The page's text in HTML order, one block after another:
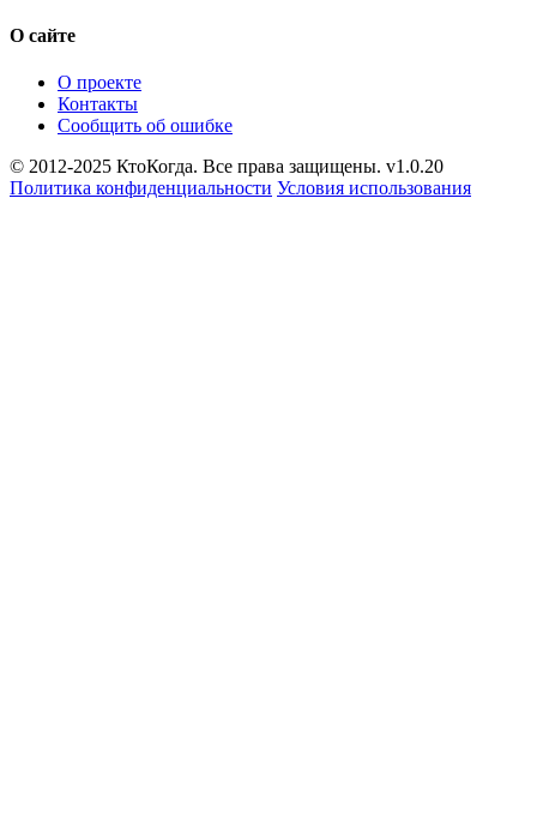
О сайте
О проекте
Контакты
Сообщить об ошибке
© 2012-2025 КтоКогда. Все права защищены. v1.0.20
Политика конфиденциальности Условия использования